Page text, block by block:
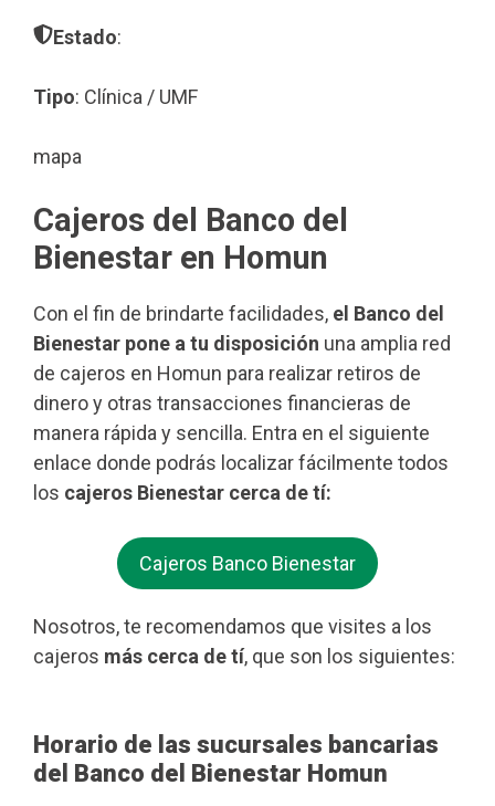
Estado:
Tipo: Clínica / UMF
mapa
Cajeros del Banco del
Bienestar en Homun
Con el fin de brindarte facilidades, el Banco del
Bienestar pone a tu disposición una amplia red
de cajeros en Homun para realizar retiros de
dinero y otras transacciones financieras de
manera rápida y sencilla. Entra en el siguiente
enlace donde podrás localizar fácilmente todos
los cajeros Bienestar cerca de tí:
Cajeros Banco Bienestar
Nosotros, te recomendamos que visites a los
cajeros más cerca de tí, que son los siguientes:
Horario de las sucursales bancarias
del Banco del Bienestar Homun